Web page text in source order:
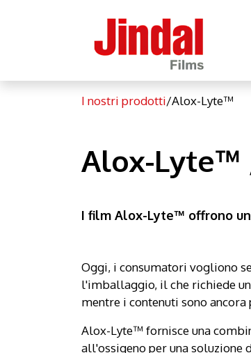
I nostri prodotti/Alox-Lyte™
Alox-Lyte™
I film Alox-Lyte™ offrono
Oggi, i consumatori vogliono
l'imballaggio, il che richiede
mentre i contenuti sono
Alox-Lyte™ fornisce una
all'ossigeno per una soluzione